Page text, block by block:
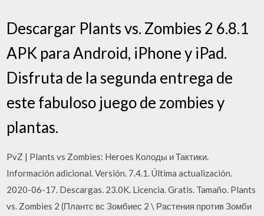
Descargar Plants vs. Zombies 2 6.8.1
APK para Android, iPhone y iPad.
Disfruta de la segunda entrega de
este fabuloso juego de zombies y
plantas.
PvZ | Plants vs Zombies: Heroes Колоды и Тактики.
Información adicional. Versión. 7.4.1. Última actualización.
2020-06-17. Descargas. 23.0K. Licencia. Gratis. Tamaño. Plants
vs. Zombies 2 (Плантс вс Зомбиес 2 \ Растения против Зомби